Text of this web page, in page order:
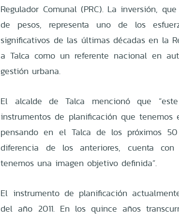
Regulador Comunal (PRC). La inversión,
de pesos, representa uno de los
significativos de las últimas décadas en la
a Talca como un referente nacional en
gestión urbana.
El alcalde de Talca mencionó que
instrumentos de planificación que tenemos
pensando en el Talca de los próximos
diferencia de los anteriores, cuenta
tenemos una imagen objetivo definida”.
El instrumento de planificación
del año 2011. En los quince años